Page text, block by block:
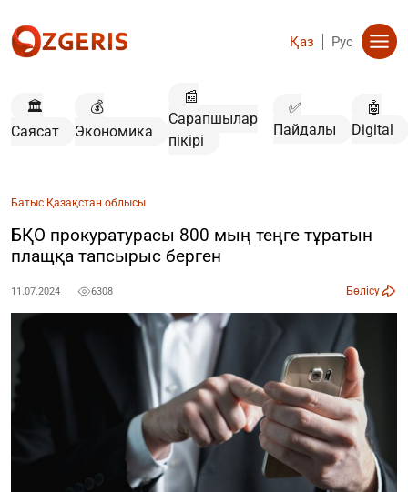
Қаз Рус
🏛️
Саясат
💰
Экономика
📰
Сарапшылар
пікірі
✅
Пайдалы
🤖
Digital
Батыс Қазақстан облысы
БҚО прокуратурасы 800 мың теңге тұратын
плащқа тапсырыс берген
11.07.2024 6308 Бөлісу